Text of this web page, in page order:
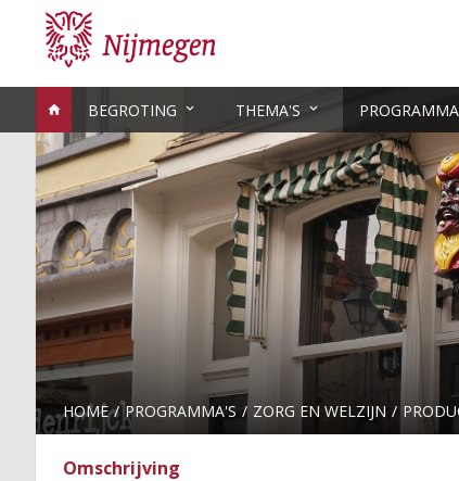
BEGROTING THEMA'S
HOME PROGRAMMA'S ZORG EN WELZIJN
Omschrijving